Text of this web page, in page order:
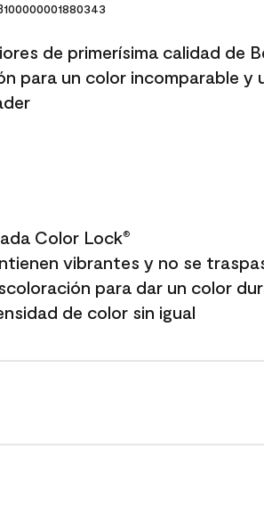
de primerísima calidad de
para un color incomparable y
Color Lock®
vibrantes y no se
para dar un color
de color sin igual